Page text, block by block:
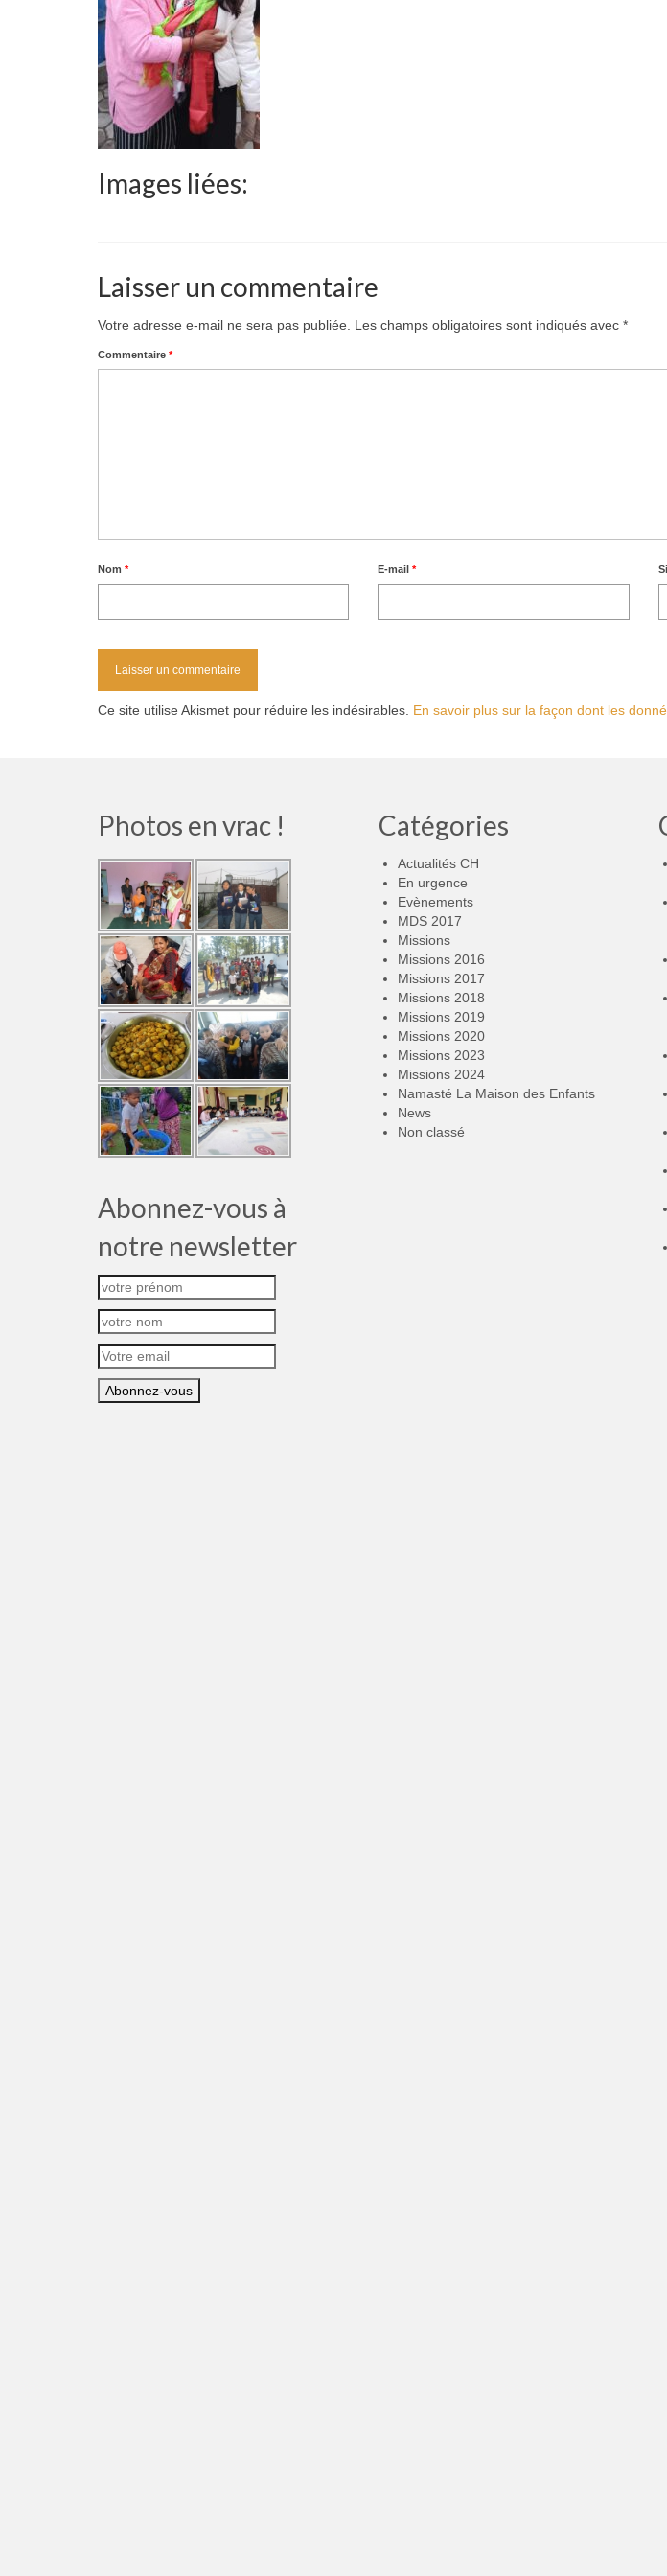
Images liées:
Laisser un commentaire
Votre adresse e-mail ne sera pas publiée. Les champs obligatoires sont indiqués avec *
Commentaire *
Nom * E-mail*
Ce site utilise Akismet pour réduire les indésirables. En savoir plus sur la façon dont les
Photos en vrac !
Abonnez-vous à
notre newsletter
Catégories
Actualités CH
En urgence
Evènements
MDS 2017
Missions
Missions 2016
Missions 2017
Missions 2018
Missions 2019
Missions 2020
Missions 2023
Missions 2024
Namasté La Maison des Enfants
News
Non classé